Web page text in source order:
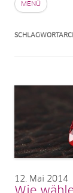
MENÜ
12 Mai 2014